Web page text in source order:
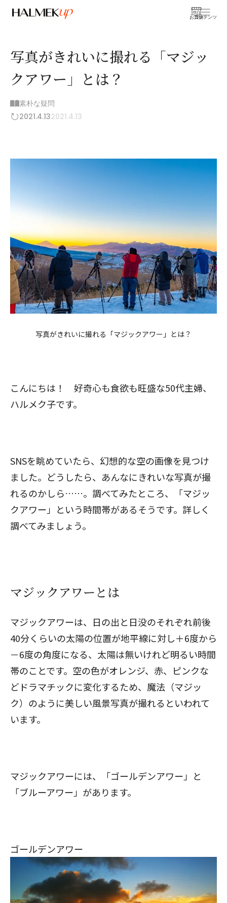
お買物
コンテンツ
写真がきれいに撮れる「マジッ
クアワー」とは？
素朴な疑問
2021.4.132021.4.13
写真がきれいに撮れる「マジックアワー」とは？
こんにちは！ 好奇心も食欲も旺盛な50代主婦、
ハルメク子です。
SNSを眺めていたら、幻想的な空の画像を見つけ
ました。どうしたら、あんなにきれいな写真が撮
れるのかしら……。調べてみたところ、「マジッ
クアワー」という時間帯があるそうです。詳しく
調べてみましょう。
マジックアワーとは
マジックアワーは、日の出と日没のそれぞれ前後
40分くらいの太陽の位置が地平線に対し＋6度から
－6度の角度になる、太陽は無いけれど明るい時間
帯のことです。空の色がオレンジ、赤、ピンクな
どドラマチックに変化するため、魔法（マジッ
ク）のように美しい風景写真が撮れるといわれて
います。
マジックアワーには、「ゴールデンアワー」と
「ブルーアワー」があります。
ゴールデンアワー